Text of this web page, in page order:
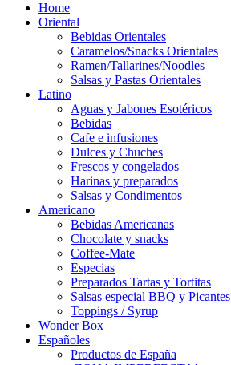
Home
Oriental
Bebidas Orientales
Caramelos/Snacks Orientales
Ramen/Tallarines/Noodles
Salsas y Pastas Orientales
Latino
Aguas y Jabones Esotéricos
Bebidas
Cafe e infusiones
Dulces y Chuches
Frescos y congelados
Harinas y preparados
Salsas y Condimentos
Americano
Bebidas Americanas
Chocolate y snacks
Coffee-Mate
Especias
Preparados Tartas y Tortitas
Salsas especial BBQ y Picantes
Toppings / Syrup
Wonder Box
Españoles
Productos de España